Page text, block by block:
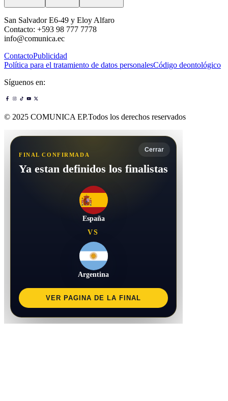
San Salvador E6-49 y Eloy Alfaro
Contacto: +593 98 777 7778
info@comunica.ec
ContactoPublicidad
Política para el tratamiento de datos personalesCódigo deontológico
Síguenos en:
© 2025 COMUNICA EP.Todos los derechos reservados
Cerrar
FINAL CONFIRMADA
Ya estan definidos los finalistas
España
VS
Argentina
VER PAGINA DE LA FINAL